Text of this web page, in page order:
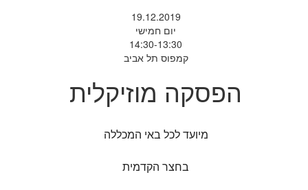
19.12.2019
יום חמישי
14:30-13:30
קמפוס תל אביב
הפסקה מוזיקלית
מיועד לכל באי המכללה
בחצר הקדמית